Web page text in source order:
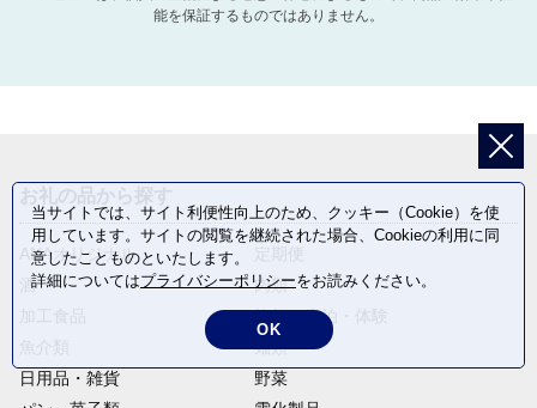
能を保証するものではありません。
ANAオリジナル
酒
肉類
旅行・宿泊・体験
麺類
日用品・雑貨
野菜
当サイトでは、サイト利便性向上のため、クッキー（Cookie）を使
用しています。サイトの閲覧を継続された場合、Cookieの利用に同
意したことものといたします。
詳細についてはプライバシーポリシーをお読みください。
OK